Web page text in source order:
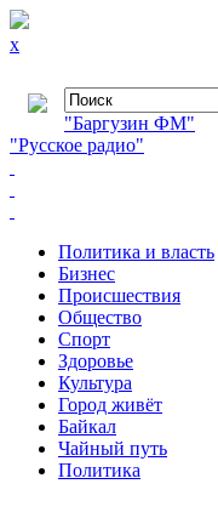
x
"Баргузин ФМ"
"Русское радио"
Политика и власть
Бизнес
Происшествия
Общество
Cпорт
Здоровье
Культура
Город живёт
Байкал
Чайный путь
Политика